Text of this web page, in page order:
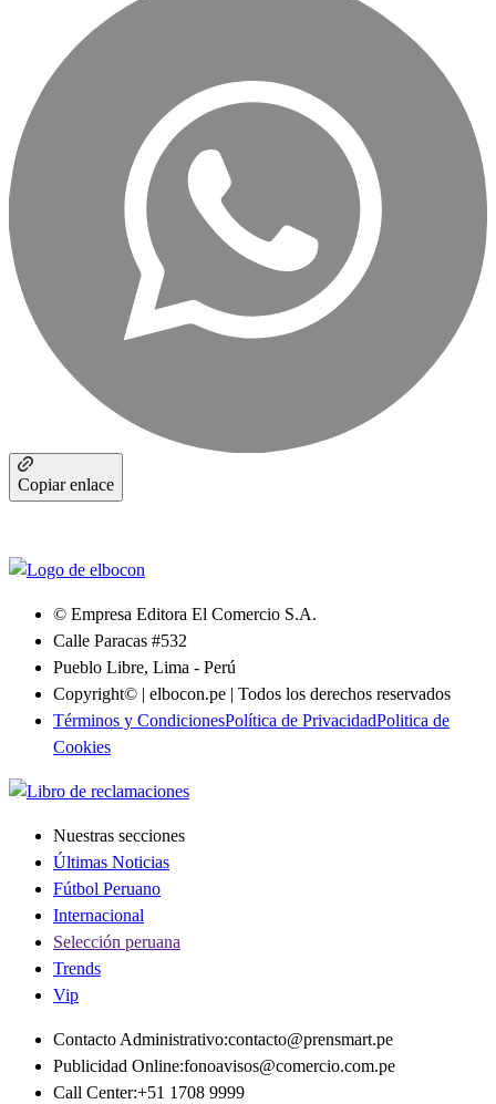
Copiar enlace
© Empresa Editora El Comercio S.A.
Calle Paracas #532
Pueblo Libre, Lima - Perú
Copyright© | elbocon.pe | Todos los derechos reservados
Términos y CondicionesPolítica de PrivacidadPolitica de
Cookies
Nuestras secciones
Últimas Noticias
Fútbol Peruano
Internacional
Selección peruana
Trends
Vip
Contacto Administrativo:contacto@prensmart.pe
Publicidad Online:fonoavisos@comercio.com.pe
Call Center:+51 1708 9999